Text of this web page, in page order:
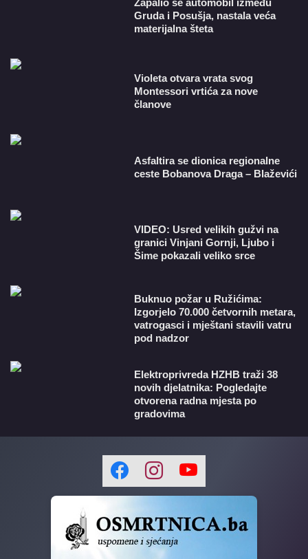
Zapalio se automobil između
Gruda i Posušja, nastala veća
materijalna šteta
Violeta otvara vrata svog
Montessori vrtića za nove
članove
Asfaltira se dionica regionalne
ceste Bobanova Draga – Blaževići
VIDEO: Usred velikih gužvi na
granici Vinjani Gornji, Ljubo i
Šime pokazali veliko srce
Buknuo požar u Ružićima:
Izgorjelo 70.000 četvornih metara,
vatrogasci i mještani stavili vatru
pod nadzor
​Elektroprivreda HZHB traži 38
novih djelatnika: Pogledajte
otvorena radna mjesta po
gradovima